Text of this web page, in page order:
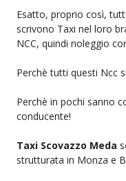
Esatto, proprio così,
scrivono Taxi nel loro
NCC, quindi noleggio
Perchè tutti questi Ncc
Perchè in pochi sanno
conducente!
Taxi Scovazzo Meda
strutturata in Monza e